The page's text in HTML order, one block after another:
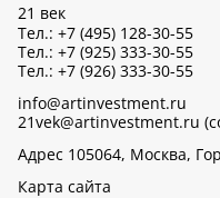
21 век
Тел.: +7 (495) 128-30-55
Тел.: +7 (925) 333-30-55
Тел.: +7 (926) 333-30-55
info@artinvestment.ru
21vek@artinvestment.ru
Адрес 105064, Москва,
Карта сайта